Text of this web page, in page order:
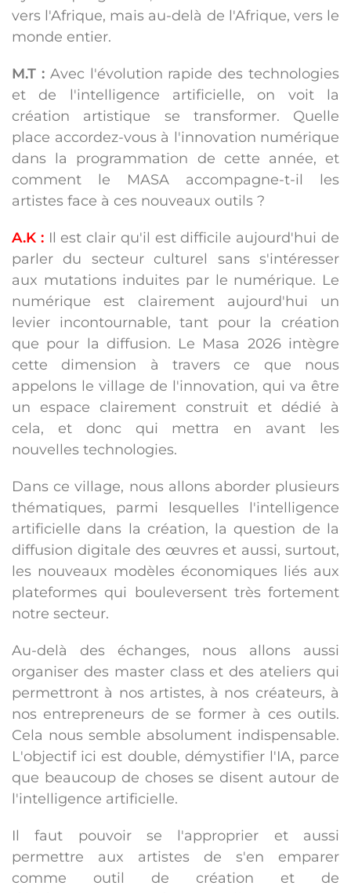
vers l'Afrique, mais au-delà de l'Afrique, vers le
monde entier.
M.T :Avec l'évolution rapide des technologies
et de l'intelligence artificielle, on voit la
création artistique se transformer. Quelle
place accordez-vous à l'innovation numérique
dans la programmation de cette année, et
comment le MASA accompagne-t-il les
artistes face à ces nouveaux outils ?
A.K :Il est clair qu'il est difficile aujourd'hui de
parler du secteur culturel sans s'intéresser
aux mutations induites par le numérique. Le
numérique est clairement aujourd'hui un
levier incontournable, tant pour la création
que pour la diffusion. Le Masa 2026 intègre
cette dimension à travers ce que nous
appelons le village de l'innovation, qui va être
un espace clairement construit et dédié à
cela, et donc qui mettra en avant les
nouvelles technologies.
Dans ce village, nous allons aborder plusieurs
thématiques, parmi lesquelles l'intelligence
artificielle dans la création, la question de la
diffusion digitale des œuvres et aussi, surtout,
les nouveaux modèles économiques liés aux
plateformes qui bouleversent très fortement
notre secteur.
Au-delà des échanges, nous allons aussi
organiser des master class et des ateliers qui
permettront à nos artistes, à nos créateurs, à
nos entrepreneurs de se former à ces outils.
Cela nous semble absolument indispensable.
L'objectif ici est double, démystifier l'IA, parce
que beaucoup de choses se disent autour de
l'intelligence artificielle.
Il faut pouvoir se l'approprier et aussi
permettre aux artistes de s'en emparer
comme outil de création et de